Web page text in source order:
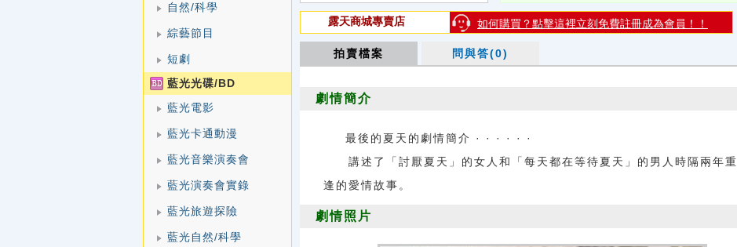
自然/科學
綜藝節目
短劇
藍光光碟/BD
藍光電影
藍光卡通動漫
藍光音樂演奏會
藍光演奏會實錄
藍光旅遊探險
藍光自然/科學
如何購買？點擊這裡立刻免費註冊成為會員！！
露天商城專賣店
拍賣檔案 問與答(0)
劇情簡介
最後的夏天的劇情簡介 · · · · · ·
講述了「討厭夏天」的女人和「每天都在等待夏天」的男人時隔兩年重
逢的愛情故事。
劇情照片